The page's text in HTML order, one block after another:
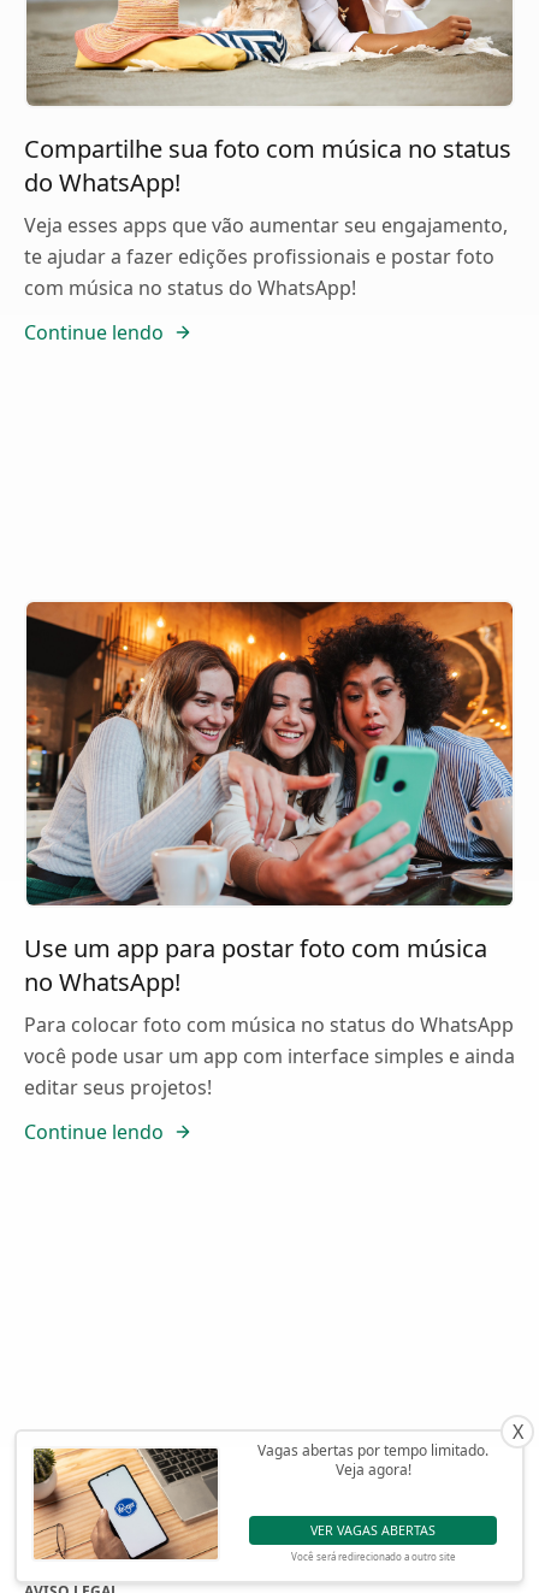
X
Vagas abertas por tempo limitado.
Veja agora!
VER VAGAS ABERTAS
Você será redirecionado a outro site
Compartilhe sua foto com música no status
do WhatsApp!
Veja esses apps que vão aumentar seu engajamento,
te ajudar a fazer edições profissionais e postar foto
com música no status do WhatsApp!
Continue lendo
Use um app para postar foto com música
no WhatsApp!
Para colocar foto com música no status do WhatsApp
você pode usar um app com interface simples e ainda
editar seus projetos!
Continue lendo